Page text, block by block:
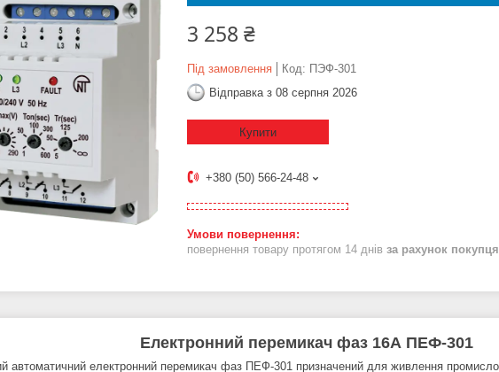
3 258 ₴
Під замовлення Код: ПЭФ-301
Відправка з 08 серпня 2026
Купити
+380 (50) 566-24-48
повернення товару протягом 14 днів за рахунок покупця
Електронний перемикач фаз 16А ПЕФ-301
автоматичний електронний перемикач фаз ПЕФ-301 призначений для живлення